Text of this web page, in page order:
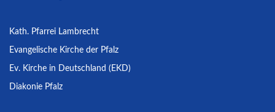
Kath. Pfarrei Lambrecht
Evangelische Kirche der Pfalz
Ev. Kirche in Deutschland (EKD)
Diakonie Pfalz